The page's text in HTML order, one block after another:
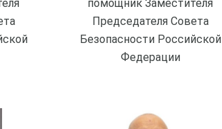
помощник Заместителя
Председателя Совета
Безопасности Российской
Федерации